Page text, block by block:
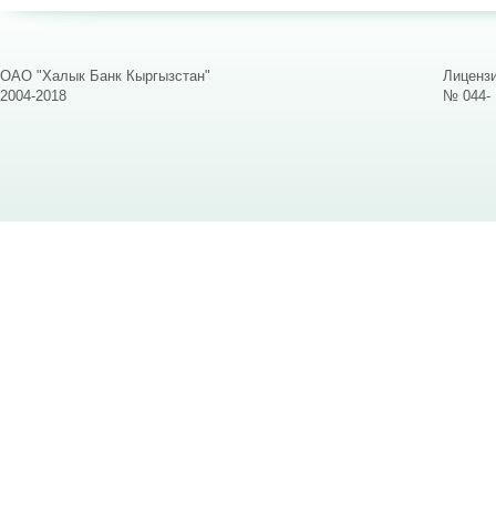
ОАО "Халык Банк Кыргызстан"
2004-2018
№ 044-